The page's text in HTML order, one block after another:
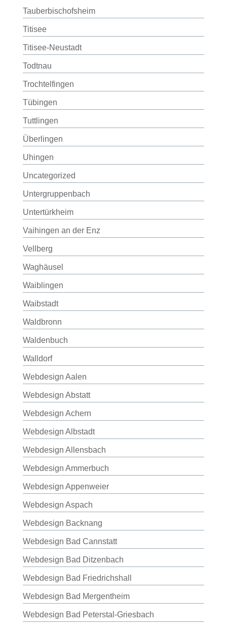
Tauberbischofsheim
Titisee
Titisee-Neustadt
Todtnau
Trochtelfingen
Tübingen
Tuttlingen
Überlingen
Uhingen
Uncategorized
Untergruppenbach
Untertürkheim
Vaihingen an der Enz
Vellberg
Waghäusel
Waiblingen
Waibstadt
Waldbronn
Waldenbuch
Walldorf
Webdesign Aalen
Webdesign Abstatt
Webdesign Achern
Webdesign Albstadt
Webdesign Allensbach
Webdesign Ammerbuch
Webdesign Appenweier
Webdesign Aspach
Webdesign Backnang
Webdesign Bad Cannstatt
Webdesign Bad Ditzenbach
Webdesign Bad Friedrichshall
Webdesign Bad Mergentheim
Webdesign Bad Peterstal-Griesbach